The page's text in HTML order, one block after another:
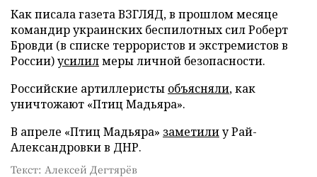
Как писала газета ВЗГЛЯД, в прошлом месяце
командир украинских беспилотных сил Роберт
Бровди (в списке террористов и экстремистов в
России)усилилмеры личной безопасности.
Российские артиллеристы объясняли, как
уничтожают «Птиц Мадьяра».
В апреле «Птиц Мадьяра» заметилиу Рай-
Александровки в ДНР.
Текст: Алексей Дегтярёв